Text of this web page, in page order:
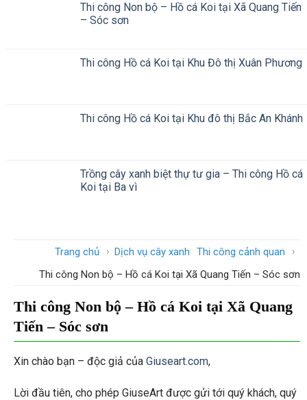
Thi công Non bộ – Hồ cá Koi tại Xã Quang Tiến
– Sóc sơn
Thi công Hồ cá Koi tại Khu Đô thị Xuân Phương
Thi công Hồ cá Koi tại Khu đô thị Bắc An Khánh
Trồng cây xanh biệt thự tư gia – Thi công Hồ cá
Koi tại Ba vì
Trang chủ › Dịch vụ cây xanh Thi công cảnh quan
›
Thi công Non bộ – Hồ cá Koi tại Xã Quang Tiến – Sóc sơn
Thi công Non bộ – Hồ cá Koi tại Xã Quang
Tiến – Sóc sơn
Xin chào bạn – độc giả của Giuseart.com,
Lời đầu tiên, cho phép GiuseArt được gửi tới quý khách, quý